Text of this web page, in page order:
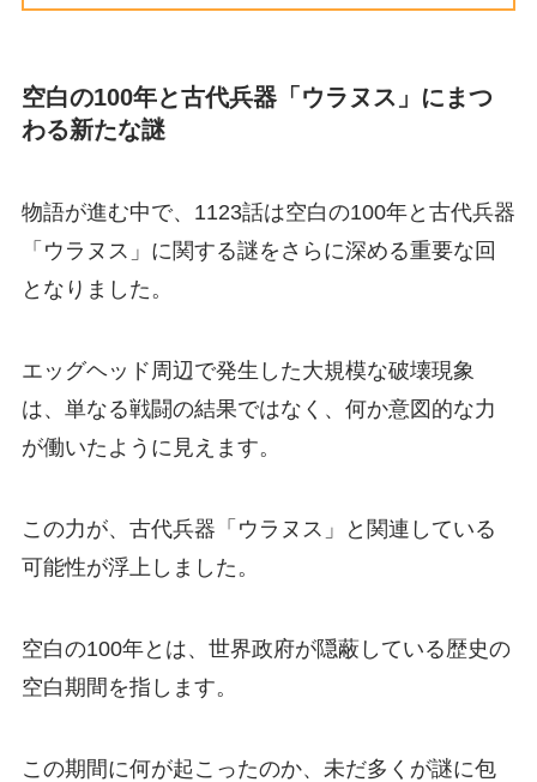
空白の100年と古代兵器「ウラヌス」にまつ
わる新たな謎
物語が進む中で、1123話は空白の100年と古代兵器
「ウラヌス」に関する謎をさらに深める重要な回
となりました。
エッグヘッド周辺で発生した大規模な破壊現象
は、単なる戦闘の結果ではなく、何か意図的な力
が働いたように見えます。
この力が、古代兵器「ウラヌス」と関連している
可能性が浮上しました。
空白の100年とは、世界政府が隠蔽している歴史の
空白期間を指します。
この期間に何が起こったのか、未だ多くが謎に包